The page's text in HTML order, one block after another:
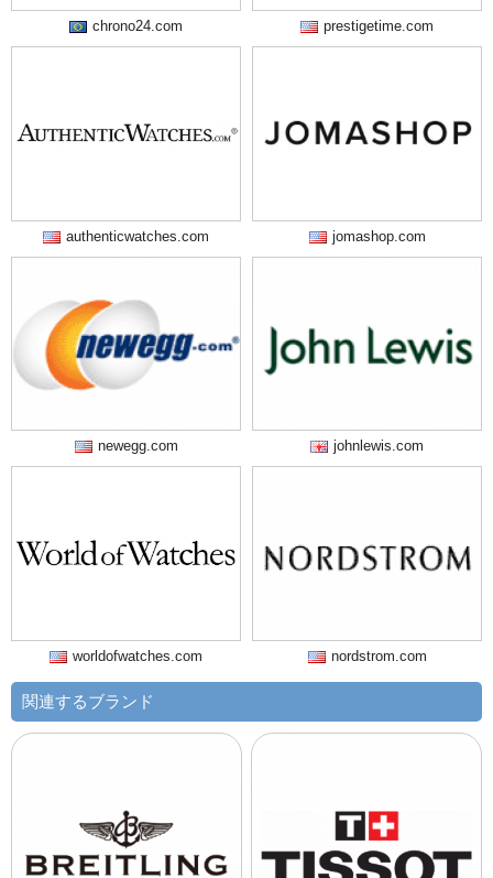
chrono24.com prestigetime.com
authenticwatches.com jomashop.com
newegg.com johnlewis.com
worldofwatches.com nordstrom.com
関連するブランド